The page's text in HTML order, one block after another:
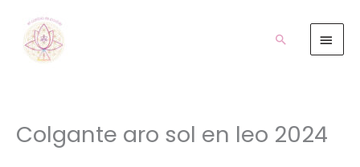
contenido
Buscar
Colgante aro sol en leo 2024